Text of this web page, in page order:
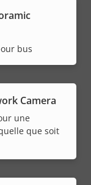
bus
Camera
une
que soit